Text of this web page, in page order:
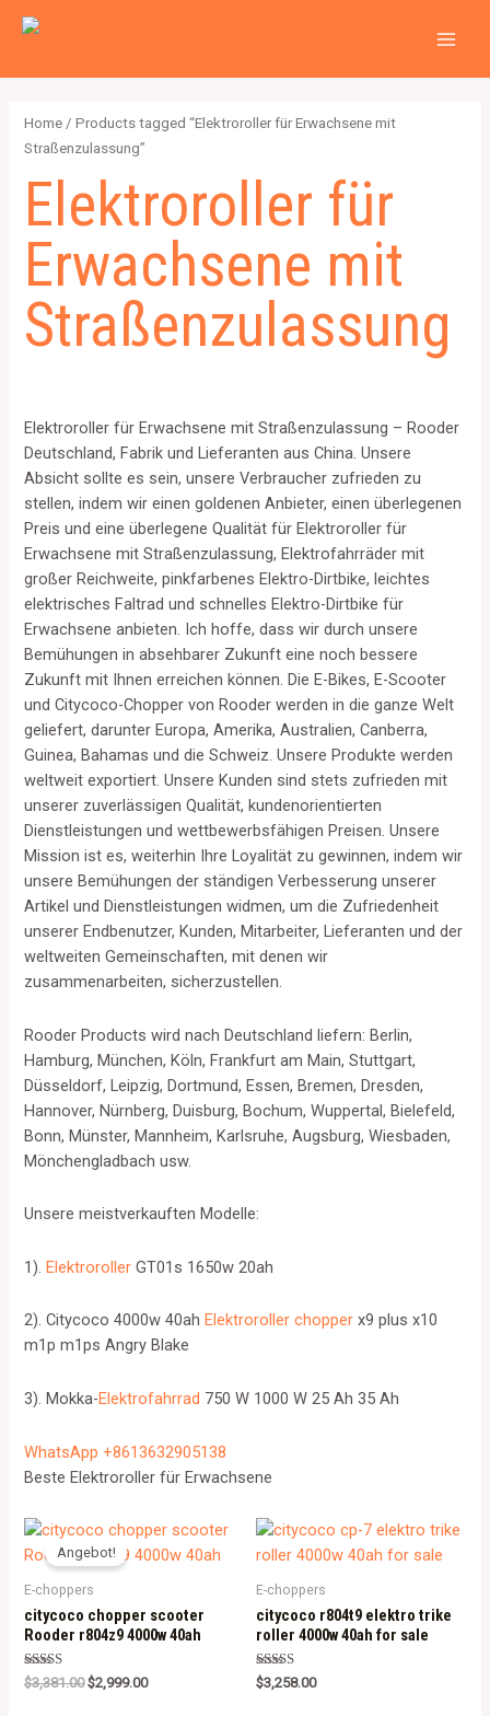
Inhalt
6
o
u
t
r
d
s
r
d
c
s
r
c
t
s
r
d
c
s
7
d
c
s
Home / Products tagged “Elektroroller für Erwachsene mit
Straßenzulassung”
Elektroroller für
Erwachsene mit
Straßenzulassung
Elektroroller für Erwachsene mit Straßenzulassung – Rooder
Deutschland, Fabrik und Lieferanten aus China. Unsere
Absicht sollte es sein, unsere Verbraucher zufrieden zu
stellen, indem wir einen goldenen Anbieter, einen überlegenen
Preis und eine überlegene Qualität für Elektroroller für
Erwachsene mit Straßenzulassung, Elektrofahrräder mit
großer Reichweite, pinkfarbenes Elektro-Dirtbike, leichtes
elektrisches Faltrad und schnelles Elektro-Dirtbike für
Erwachsene anbieten. Ich hoffe, dass wir durch unsere
Bemühungen in absehbarer Zukunft eine noch bessere
Zukunft mit Ihnen erreichen können. Die E-Bikes, E-Scooter
und Citycoco-Chopper von Rooder werden in die ganze Welt
geliefert, darunter Europa, Amerika, Australien, Canberra,
Guinea, Bahamas und die Schweiz. Unsere Produkte werden
weltweit exportiert. Unsere Kunden sind stets zufrieden mit
unserer zuverlässigen Qualität, kundenorientierten
Dienstleistungen und wettbewerbsfähigen Preisen. Unsere
Mission ist es, weiterhin Ihre Loyalität zu gewinnen, indem wir
unsere Bemühungen der ständigen Verbesserung unserer
Artikel und Dienstleistungen widmen, um die Zufriedenheit
unserer Endbenutzer, Kunden, Mitarbeiter, Lieferanten und der
weltweiten Gemeinschaften, mit denen wir
zusammenarbeiten, sicherzustellen.
Rooder Products wird nach Deutschland liefern: Berlin,
Hamburg, München, Köln, Frankfurt am Main, Stuttgart,
Düsseldorf, Leipzig, Dortmund, Essen, Bremen, Dresden,
Hannover, Nürnberg, Duisburg, Bochum, Wuppertal, Bielefeld,
Bonn, Münster, Mannheim, Karlsruhe, Augsburg, Wiesbaden,
Mönchengladbach usw.
Unsere meistverkauften Modelle:
1).Elektroroller GT01s 1650w 20ah
2). Citycoco 4000w 40ah Elektroroller chopper x9 plus x10
m1p m1ps Angry Blake
3). Mokka-Elektrofahrrad 750 W 1000 W 25 Ah 35 Ah
WhatsApp +8613632905138
Beste Elektroroller für Erwachsene
Angebot!
E-choppers
citycoco chopper scooter
Rooder r804z9 4000w 40ah
Rated
5.00
$3,381.00 $2,999.00
E-choppers
citycoco r804t9 elektro trike
roller 4000w 40ah for sale
Rated
5.00
$3,258.00